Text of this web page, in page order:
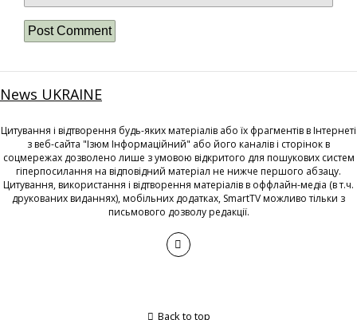
News UKRAINE
Цитування і відтворення будь-яких матеріалів або їх фрагментів в Інтернеті
з веб-сайта "Ізюм Інформаційний" або його каналів і сторінок в
соцмережах дозволено лише з умовою відкритого для пошукових систем
гіперпосилання на відповідний матеріал не нижче першого абзацу.
Цитування, використання і відтворення матеріалів в оффлайн-медіа (в т.ч.
друкованих виданнях), мобільних додатках, SmartTV можливо тільки з
письмового дозволу редакції.
Back to top